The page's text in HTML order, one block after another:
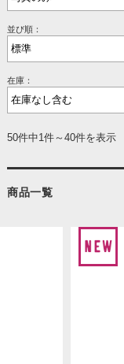
並び順：
在庫：
50件中1件～40件を表示
商品一覧